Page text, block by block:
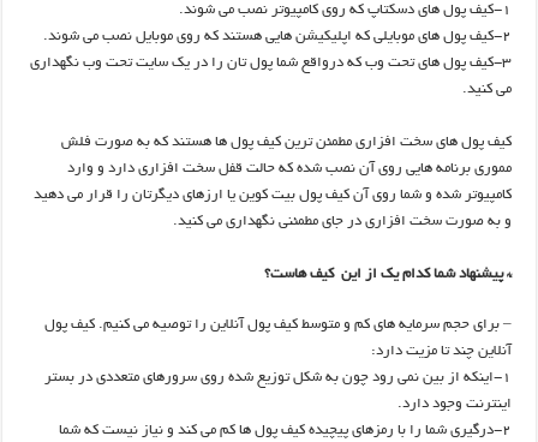
۱-کیف پول های دسکتاپ که روی کامپیوتر نصب می شوند.
۲-کیف پول های موبایلی که اپلیکیشن هایی هستند که روی موبایل نصب می شوند.
۳-کیف پول های تحت وب که درواقع شما پول تان را در یک سایت تحت وب نگهداری
می کنید.
کیف پول های سخت افزاری مطمئن ترین کیف پول ها هستند که به صورت فلش
مموری برنامه هایی روی آن نصب شده که حالت قفل سخت افزاری دارد و وارد
کامپیوتر شده و شما روی آن کیف پول بیت کوین یا ارزهای دیگرتان را قرار می دهید
و به صورت سخت افزاری در جای مطمئنی نگهداری می کنید.
* پیشنهاد شما کدام یک از این کیف هاست؟
– برای حجم سرمایه های کم و متوسط کیف پول آنلاین را توصیه می کنیم. کیف پول
آنلاین چند تا مزیت دارد:
۱-اینکه از بین نمی رود چون به شکل توزیع شده روی سرورهای متعددی در بستر
اینترنت وجود دارد.
۲-درگیری شما را با رمزهای پیچیده کیف پول ها کم می کند و نیاز نیست که شما